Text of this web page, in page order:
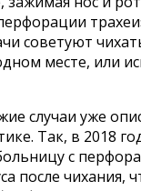
советуют
месте, или
случаи уже
Так, в 2018
с
после чихания,